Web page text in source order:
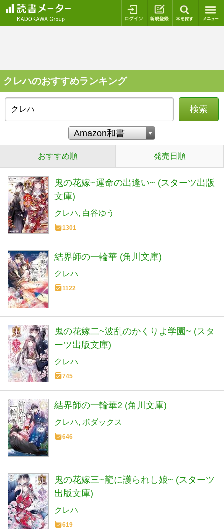
ログイン 新規登録
クレハのおすすめランキング
検索
おすすめ順 発売日順
鬼の花嫁~運命の出逢い~ (スターツ出版
文庫)
クレハ 白谷ゆう
1301
結界師の一輪華 (角川文庫)
クレハ
1122
鬼の花嫁二~波乱のかくりよ学園~ (スタ
ーツ出版文庫)
クレハ
745
結界師の一輪華2 (角川文庫)
クレハ ボダックス
646
鬼の花嫁三~龍に護られし娘~ (スターツ
出版文庫)
クレハ
619